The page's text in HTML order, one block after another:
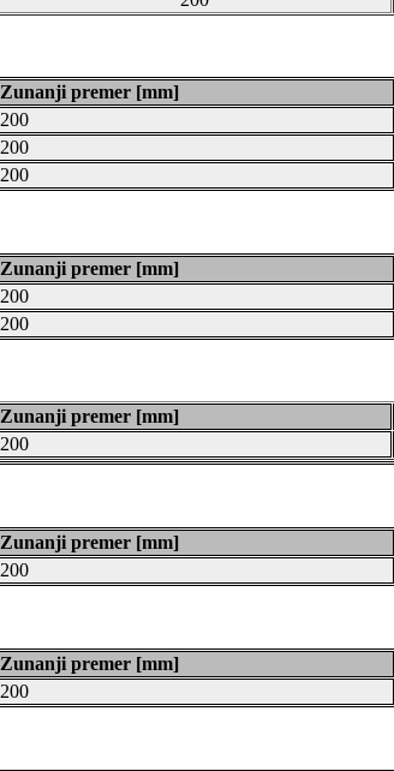
Zunanji premer [mm]
200
200
200
Zunanji premer [mm]
200
200
Zunanji premer [mm]
200
Zunanji premer [mm]
200
Zunanji premer [mm]
200